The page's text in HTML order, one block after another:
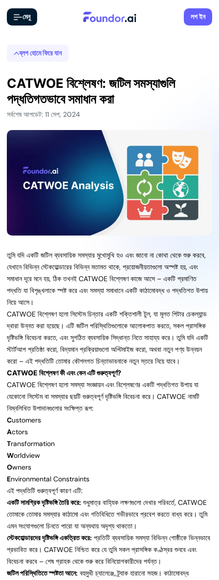
মেনু লগ ইন
ব্লগ হোমে ফিরে যান
CATWOE বিশ্লেষণ: জটিল সমস্যাগুলি
পদ্ধতিগতভাবে সমাধান করা
সর্বশেষ আপডেট: 11 সেপ, 2024
তুমি যদি একটি জটিল ব্যবসায়িক সমস্যার মুখোমুখি হও এবং জানো না কোথা থেকে শুরু করবে,
যেখানে বিভিন্ন স্টেকহোল্ডারের বিভিন্ন মতামত থাকে, প্রয়োজনীয়তাগুলো অস্পষ্ট হয়, এবং
সমাধান দূরে মনে হয়, ঠিক তখনই CATWOE বিশ্লেষণ কাজে আসে – একটি প্রমাণিত
পদ্ধতি যা বিশৃঙ্খলাকে স্পষ্ট করে এবং সমস্যা সমাধানে একটি কাঠামোবদ্ধ ও পদ্ধতিগত উপায়
নিয়ে আসে।
CATWOE বিশ্লেষণ হলো সিস্টেম চিন্তার একটি শক্তিশালী টুল, যা মূলত পিটার চেকল্যান্ড
দ্বারা উন্নত করা হয়েছে। এটি জটিল পরিস্থিতিগুলোকে আলোকপাত করতে, সকল প্রাসঙ্গিক
দৃষ্টিভঙ্গি বিবেচনা করতে, এবং সুগঠিত ব্যবসায়িক সিদ্ধান্ত নিতে সাহায্য করে। তুমি যদি একটি
স্টার্টআপ প্রতিষ্ঠা করো, বিদ্যমান প্রক্রিয়াগুলো অপ্টিমাইজ করো, অথবা নতুন পণ্য উন্নয়ন
করো – এই পদ্ধতিটি তোমার কৌশলগত চিন্তাভাবনাকে নতুন স্তরে নিয়ে যাবে।
CATWOE বিশ্লেষণ কী এবং কেন এটি গুরুত্বপূর্ণ?
CATWOE বিশ্লেষণ হলো সমস্যা সংজ্ঞায়ন এবং বিশ্লেষণের একটি পদ্ধতিগত উপায় যা
যেকোনো সিস্টেম বা সমস্যার ছয়টি গুরুত্বপূর্ণ দৃষ্টিভঙ্গি বিবেচনা করে। CATWOE নামটি
নিম্নলিখিত উপাদানগুলোর সংক্ষিপ্ত রূপ:
Customers
Actors
Transformation
Worldview
Owners
Environmental Constraints
এই পদ্ধতিটি গুরুত্বপূর্ণ কারণ এটি:
একটি সামগ্রিক দৃষ্টিভঙ্গি তৈরি করে: শুধুমাত্র বাহ্যিক লক্ষণগুলো দেখার পরিবর্তে, CATWOE
তোমাকে তোমার সমস্যার কাঠামো এবং গতিবিধিতে গভীরভাবে প্রবেশ করতে বাধ্য করে। তুমি
এমন সংযোগগুলো চিনতে পারো যা অন্যথায় অদৃশ্য থাকতো।
স্টেকহোল্ডারদের দৃষ্টিভঙ্গি একত্রিত করে: প্রতিটি ব্যবসায়িক সমস্যা বিভিন্ন গোষ্ঠীকে ভিন্নভাবে
প্রভাবিত করে। CATWOE নিশ্চিত করে যে তুমি সকল প্রাসঙ্গিক কণ্ঠস্বর শুনবে এবং
বিবেচনা করবে – শেষ গ্রাহক থেকে শুরু করে বিনিয়োগকারীদের পর্যন্ত।
জটিল পরিস্থিতিতে স্পষ্টতা আনে: বহুমুখী চ্যালেঞ্জে, ট্র্যাক হারানো সহজ। কাঠামোবদ্ধ